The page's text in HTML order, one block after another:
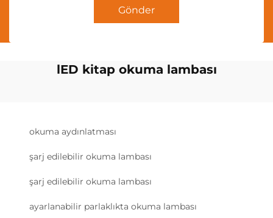
Gönder
lED kitap okuma lambası
okuma aydınlatması
şarj edilebilir okuma lambası
şarj edilebilir okuma lambası
ayarlanabilir parlaklıkta okuma lambası